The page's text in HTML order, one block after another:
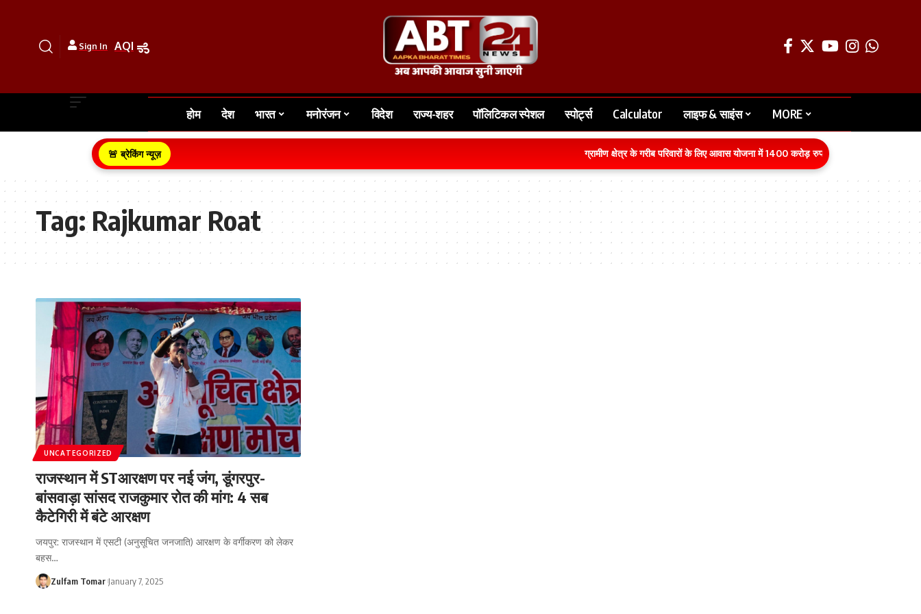
Sign In AQI
होम देश भारत मनोरंजन विदेश राज्य-शहर पॉलिटिकल स्पेशल स्पोर्ट्स Calculator लाइफ & साइंस MORE
🚨 ब्रेकिंग न्यूज़ ग्रामीण क्षेत्र के गरीब परिवारों के लिए आवास योजना में 1400 करोड़ रुपये का बजट वित्तीय वर्ष 2026-
Tag:Rajkumar Roat
UNCATEGORIZED
राजस्थान में STआरक्षण पर नई जंग, डूंगरपुर-
बांसवाड़ा सांसद राजकुमार रोत की मांग: 4 सब
कैटेगिरी में बंटे आरक्षण
जयपुर: राजस्थान में एसटी (अनुसूचित जनजाति) आरक्षण के वर्गीकरण को लेकर
बहस…
Zulfam Tomar January 7, 2025